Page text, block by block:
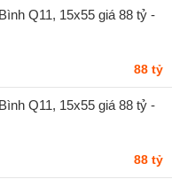
Q11, 15x55 giá 88 tỷ -
88 tỷ
Q11, 15x55 giá 88 tỷ -
88 tỷ